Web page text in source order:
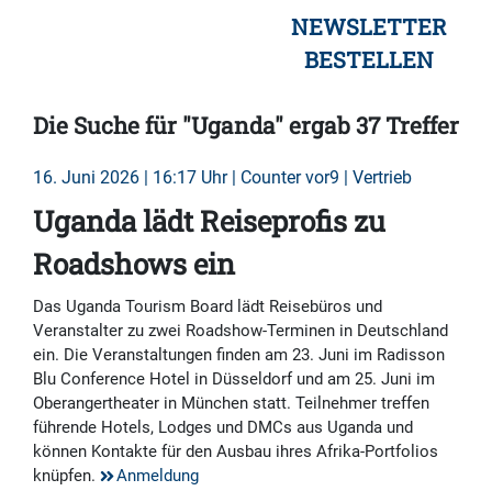
NEWSLETTER
BESTELLEN
Die Suche für "Uganda" ergab 37 Treffer
16. Juni 2026 | 16:17 Uhr | Counter vor9 | Vertrieb
Uganda lädt Reiseprofis zu
Roadshows ein
Das Uganda Tourism Board lädt Reisebüros und
Veranstalter zu zwei Roadshow-Terminen in Deutschland
ein. Die Veranstaltungen finden am 23. Juni im Radisson
Blu Conference Hotel in Düsseldorf und am 25. Juni im
Oberangertheater in München statt. Teilnehmer treffen
führende Hotels, Lodges und DMCs aus Uganda und
können Kontakte für den Ausbau ihres Afrika-Portfolios
knüpfen.
Anmeldung